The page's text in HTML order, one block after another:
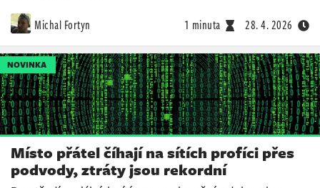
Michal Fortyn 1 minuta 28. 4. 2026
NOVINKA
Místo přátel číhají na sítích profíci přes
podvody, ztráty jsou rekordní